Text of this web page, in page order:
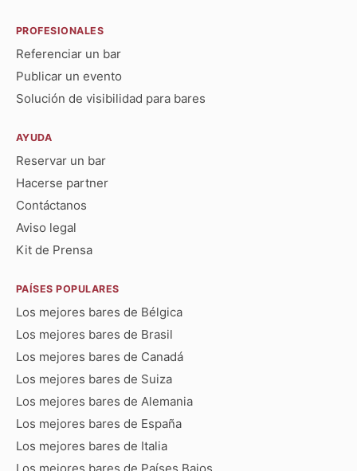
PROFESIONALES
Referenciar un bar
Publicar un evento
Solución de visibilidad para bares
AYUDA
Reservar un bar
Hacerse partner
Contáctanos
Aviso legal
Kit de Prensa
PAÍSES POPULARES
Los mejores bares de Bélgica
Los mejores bares de Brasil
Los mejores bares de Canadá
Los mejores bares de Suiza
Los mejores bares de Alemania
Los mejores bares de España
Los mejores bares de Italia